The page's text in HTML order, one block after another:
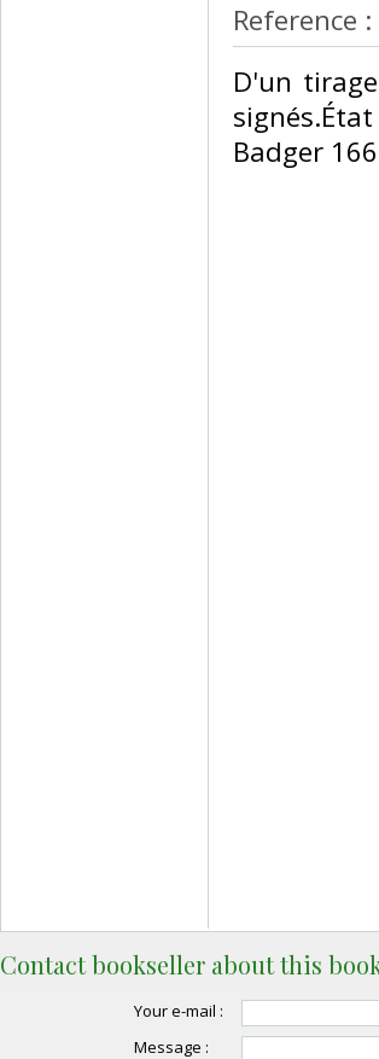
Reference
‎D'un
Badger
Contact bookseller about this
Your e-mail :
Message :